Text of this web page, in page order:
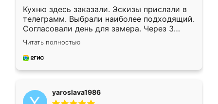
Кухню здесь заказали. Эскизы прислали в
телеграмм. Выбрали наиболее подходящий.
Согласовали день для замера. Через 3
недели кухня была уже готова. Остались
довольны работой. Спасибо Ренессанс
мебель за качественную работу!
Читать полностью
yaroslava1986